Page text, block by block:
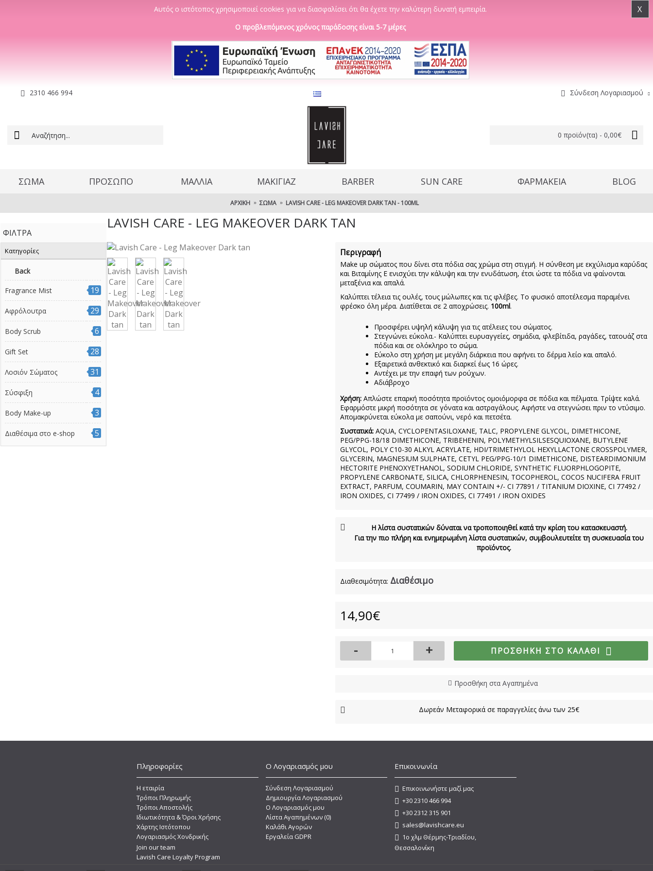
Αυτός ο ιστότοπος χρησιμοποιεί cookies για να διασφαλίσει ότι θα έχετε την καλύτερη δυνατή εμπειρία. X
Ο προβλεπόμενος χρόνος παράδοσης είναι 5-7 μέρες
2310 466 994 Σύνδεση Λογαριασμού
0 προϊόν(τα) - 0,00€
ΣΩΜΑ ΠΡΟΣΩΠΟ ΜΑΛΛΊΑ ΜΑΚΙΓΙΑΖ BARBER SUN CARE ΦΑΡΜΑΚΕΙΑ BLOG
ΑΡΧΙΚΉ ΣΏΜΑ LAVISH CARE - LEG MAKEOVER DARK TAN - 100ML
ΦΊΛΤΡΑ
Κατηγορίες
Back
Fragrance Mist 19
Αφρόλουτρα 29
Body Scrub 6
Gift Set 28
Λοσιόν Σώματος 31
Σύσφιξη 4
Body Make-up 3
Διαθέσιμα στο e-shop 5
LAVISH CARE - LEG MAKEOVER DARK TAN
Περιγραφή
Make up σώματος που δίνει στα πόδια σας χρώμα στη στιγμή. Η σύνθεση με εκχύλισμα καρύδας
και Βιταμίνης Ε ενισχύει την κάλυψη και την ενυδάτωση, έτσι ώστε τα πόδια να φαίνονται
μεταξένια και απαλά.
Καλύπτει τέλεια τις ουλές, τους μώλωπες και τις φλέβες. Το φυσικό αποτέλεσμα παραμένει
φρέσκο όλη μέρα. Διατίθεται σε 2 αποχρώσεις. 100ml.
Προσφέρει υψηλή κάλυψη για τις ατέλειες του σώματος.
Στεγνώνει εύκολα.- Καλύπτει ευρυαγγείες, σημάδια, φλεβίτιδα, ραγάδες, τατουάζ στα
πόδια και σε ολόκληρο το σώμα.
Εύκολο στη χρήση με μεγάλη διάρκεια που αφήνει το δέρμα λείο και απαλό.
Εξαιρετικά ανθεκτικό και διαρκεί έως 16 ώρες.
Αντέχει με την επαφή των ρούχων.
Αδιάβροχο
Χρήση: Απλώστε επαρκή ποσότητα προϊόντος ομοιόμορφα σε πόδια και πέλματα. Τρίψτε καλά.
Εφαρμόστε μικρή ποσότητα σε γόνατα και αστραγάλους. Αφήστε να στεγνώσει πριν το ντύσιμο.
Απομακρύνεται εύκολα με σαπούνι, νερό και πετσέτα.
Συστατικά: AQUA, CYCLOPENTASILOXANE, TALC, PROPYLENE GLYCOL, DIMETHICONE,
PEG/PPG-18/18 DIMETHICONE, TRIBEHENIN, POLYMETHYLSILSESQUIOXANE, BUTYLENE
GLYCOL, POLY C10-30 ALKYL ACRYLATE, HDI/TRIMETHYLOL HEXYLLACTONE CROSSPOLYMER,
GLYCERIN, MAGNESIUM SULPHATE, CETYL PEG/PPG-10/1 DIMETHICONE, DISTEARDIMONIUM
HECTORITE PHENOXYETHANOL, SODIUM CHLORIDE, SYNTHETIC FLUORPHLOGOPITE,
PROPYLENE CARBONATE, SILICA, CHLORPHENESIN, TOCOPHEROL, COCOS NUCIFERA FRUIT
EXTRACT, PARFUM, COUMARIN, MAY CONTAIN +/- CI 77891 / TITANIUM DIOXINE, CI 77492 /
IRON OXIDES, CI 77499 / IRON OXIDES, CI 77491 / IRON OXIDES
Η λίστα συστατικών δύναται να τροποποιηθεί κατά την κρίση του κατασκευαστή.
Για την πιο πλήρη και ενημερωμένη λίστα συστατικών, συμβουλευτείτε τη συσκευασία του
προϊόντος.
Διαθεσιμότητα: Διαθέσιμο
14,90€
- + ΠΡΟΣΘΉΚΗ ΣΤΟ ΚΑΛΆΘΙ
Προσθήκη στα Αγαπημένα
Δωρεάν Μεταφορικά σε παραγγελίες άνω των 25€
Πληροφορίες
Η εταιρία
Τρόποι Πληρωμής
Τρόποι Αποστολής
Ιδιωτικότητα & Όροι Χρήσης
Χάρτης Ιστότοπου
Λογαριασμός Χονδρικής
Join our team
Lavish Care Loyalty Program
Ο Λογαριασμός μου
Σύνδεση Λογαριασμού
Δημιουργία Λογαριασμού
O Λογαριασμός μου
Λίστα Αγαπημένων (0)
Καλάθι Αγορών
Εργαλεία GDPR
Επικοινωνία
Επικοινωνήστε μαζί μας
+30 2310 466 994
+30 2312 315 901
sales@lavishcare.eu
1o χλμ Θέρμης-Τριαδίου,
Θεσσαλονίκη